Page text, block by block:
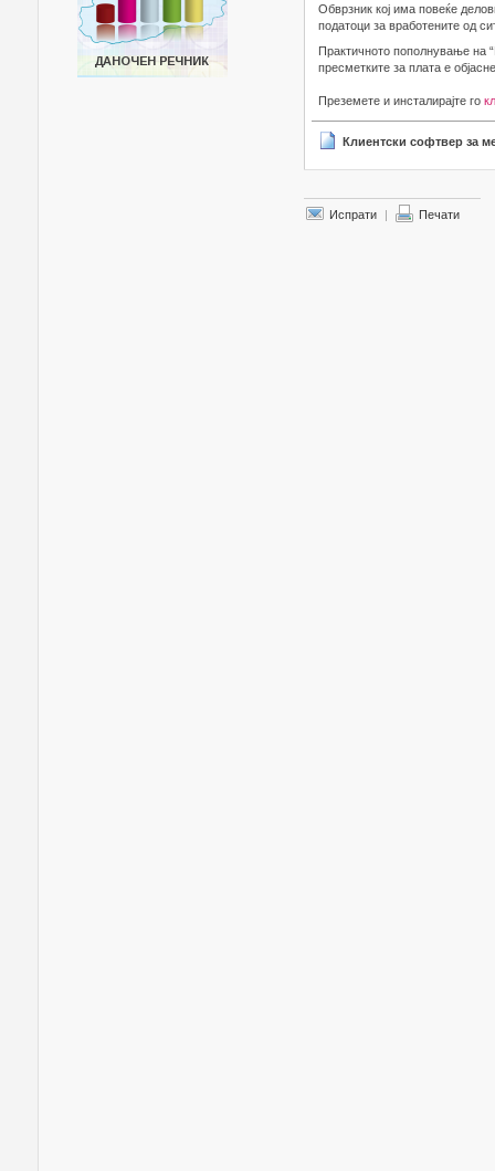
Обврзник кој има повеќе
податоци за вработените од
Практичното пополнување на
пресметките за плата е
Преземете и инсталирајте го
Клиентски софтвер за
Испрати | Печати